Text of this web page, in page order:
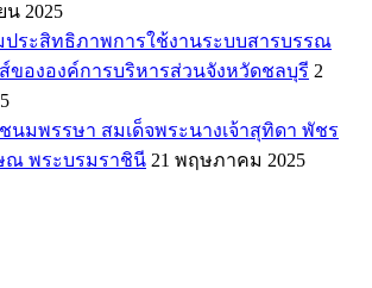
น 2025
ประสิทธิภาพการใช้งานระบบสารบรรณ
ขององค์การบริหารส่วนจังหวัดชลบุรี 2
นมพรรษา สมเด็จพระนางเจ้าสุทิดา พัชร
ณ พระบรมราชินี 21 พฤษภาคม 2025